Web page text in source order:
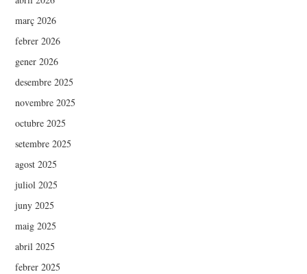
març 2026
febrer 2026
gener 2026
desembre 2025
novembre 2025
octubre 2025
setembre 2025
agost 2025
juliol 2025
juny 2025
maig 2025
abril 2025
febrer 2025